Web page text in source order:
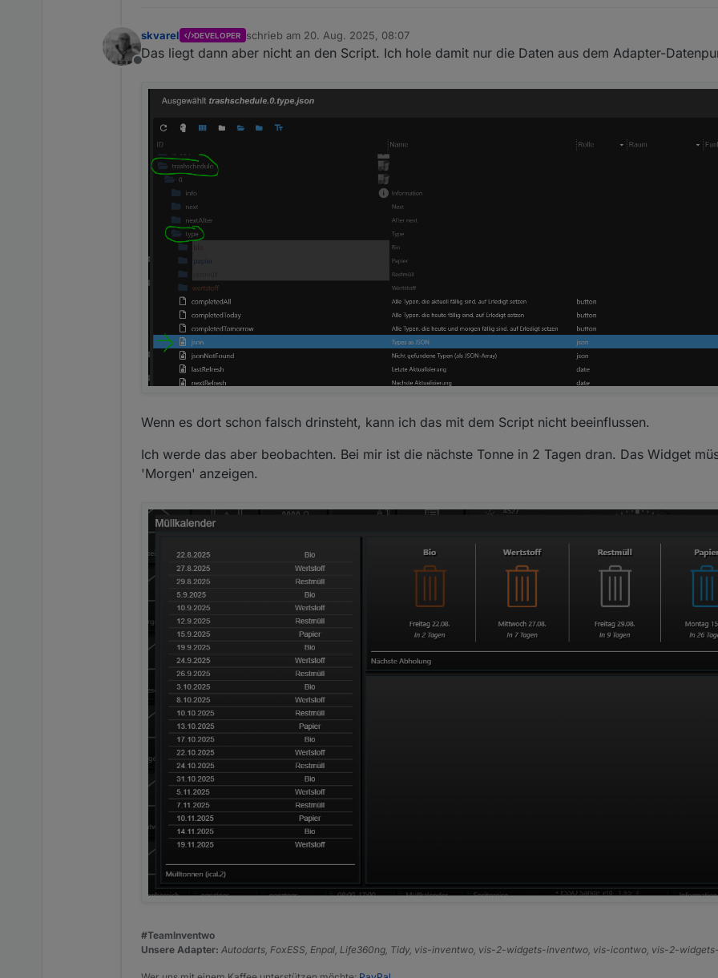
Offline
skvarel DEVELOPER schrieb am 20. Aug. 2025, 08:07
zuletzt editiert von
Das liegt dann aber nicht an den Script. Ich hole damit nur die Daten aus dem Adapter-
Wenn es dort schon falsch drinsteht, kann ich das mit dem Script nicht beeinflussen.
Ich werde das aber beobachten. Bei mir ist die nächste Tonne in 2 Tagen dran. Das Widget
'Morgen' anzeigen.
#TeamInventwo
Unsere Adapter: Autodarts, FoxESS, Enpal, Life360ng, Tidy, vis-inventwo, vis-2-widgets-inventwo, vis-icontwo, vis-2-